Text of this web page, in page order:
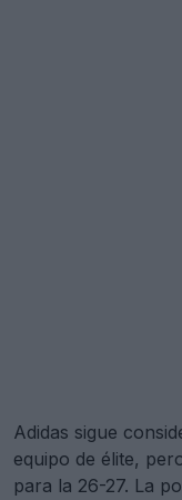
Adidas sigue
equipo de élite,
para la 26-27. La